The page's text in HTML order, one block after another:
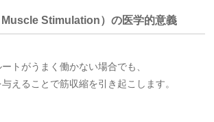
Stimulation）の医学的意義
トがうまく働かない場合でも、
えることで筋収縮を引き起こします。